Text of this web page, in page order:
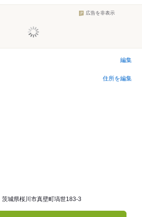
広告を非表示
編集
住所を編集
茨城県桜川市真壁町塙世183-3